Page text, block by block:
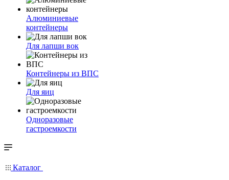
Алюминиевые
контейнеры
Для лапши вок
Контейнеры из ВПС
Для яиц
Одноразовые
гастроемкости
Каталог